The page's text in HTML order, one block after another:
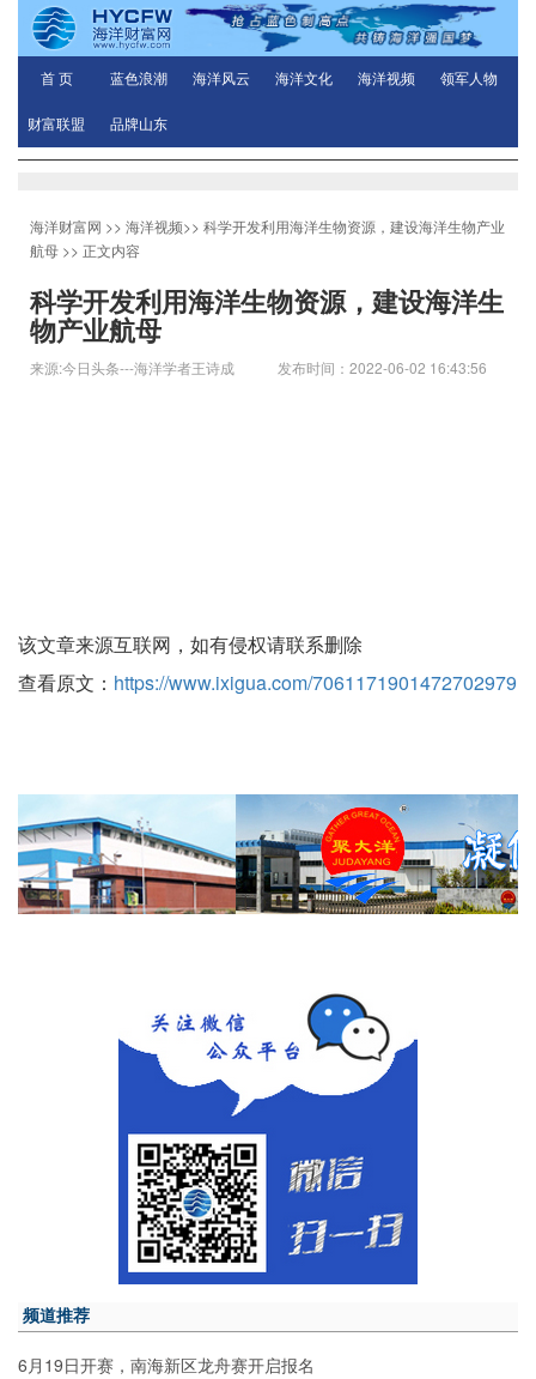
首 页 蓝色浪潮 海洋风云 海洋文化 海洋视频 领军人物
财富联盟 品牌山东
海洋财富网 >> 海洋视频>> 科学开发利用海洋生物资源，建设海洋生物产业
航母 >> 正文内容
科学开发利用海洋生物资源，建设海洋生
物产业航母
来源:今日头条---海洋学者王诗成 发布时间：2022-06-02 16:43:56
该文章来源互联网，如有侵权请联系删除
查看原文： https://www.ixigua.com/7061171901472702979
频道推荐
6月19日开赛，南海新区龙舟赛开启报名